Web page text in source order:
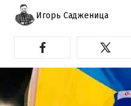
Игорь Садженица